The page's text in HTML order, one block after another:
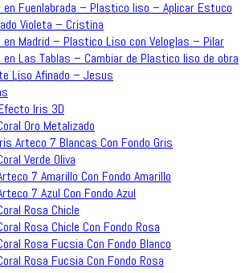
Fuenlabrada – Plastico liso – Aplicar Estuco
Violeta – Cristina
Madrid – Plastico Liso con Veloglas – Pilar
Las Tablas – Cambiar de Plastico liso de obra
Liso Afinado – Jesus
Iris 3D
Oro Metalizado
Arteco 7 Blancas Con Fondo Gris
Verde Oliva
7 Amarillo Con Fondo Amarillo
7 Azul Con Fondo Azul
Rosa Chicle
Rosa Chicle Con Fondo Rosa
Rosa Fucsia Con Fondo Blanco
Rosa Fucsia Con Fondo Rosa